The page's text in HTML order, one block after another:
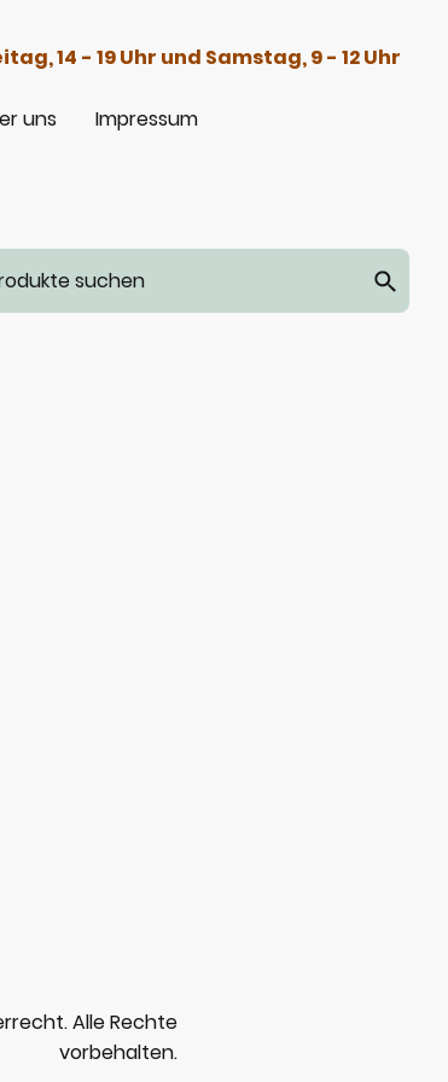
14 - 19 Uhr und Samstag, 9 - 12 Uhr
uns
Impressum
Alle Rechte
vorbehalten.